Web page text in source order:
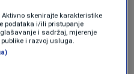
sa usvajajem od
Usvojili su Amber,
skenirajte karakteristike
podataka i/ili pristupanje
i sadržaj, mjerenje
i razvoj usluga.